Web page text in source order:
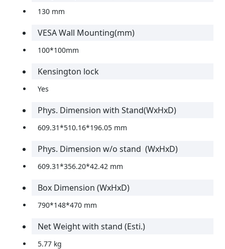
130 mm
VESA Wall Mounting(mm)
100*100mm
Kensington lock
Yes
Phys. Dimension with Stand(WxHxD)
609.31*510.16*196.05 mm
Phys. Dimension w/o stand (WxHxD)
609.31*356.20*42.42 mm
Box Dimension (WxHxD)
790*148*470 mm
Net Weight with stand (Esti.)
5.77 kg